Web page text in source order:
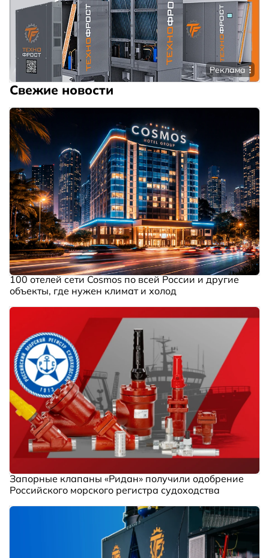
Реклама
Свежие новости
100 отелей сети Cosmos по всей России и другие
объекты, где нужен климат и холод
Запорные клапаны «Ридан» получили одобрение
Российского морского регистра судоходства